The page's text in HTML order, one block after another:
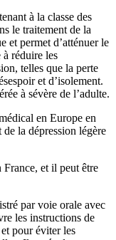
à la classe des
le traitement de la
et permet d’atténuer le
à réduire les
telles que la perte
et d’isolement.
à sévère de l’adulte.
en Europe en
la dépression légère
France, et il peut être
par voie orale avec
les instructions de
pour éviter les